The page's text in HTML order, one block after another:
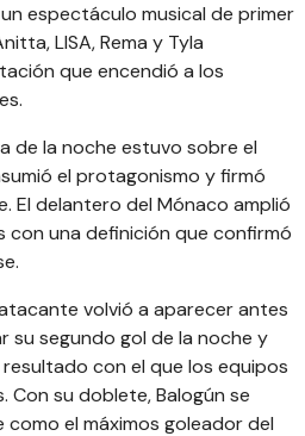
espectáculo musical de primer
LISA, Rema y Tyla
que encendió a los
de la noche estuvo sobre el
el protagonismo y firmó
El delantero del Mónaco amplió
con una definición que confirmó
volvió a aparecer antes
su segundo gol de la noche y
con el que los equipos
Con su doblete, Balogún se
el máximos goleador del